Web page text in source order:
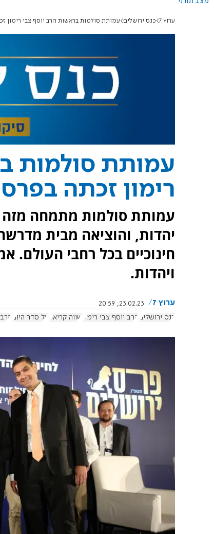
ערוץ 7 כנס ירושלים עמותת סולמות בראשות הרב יוסף צבי רימון
עמותת סולמות
רימון זכתה בפרס
יהדות, והוציאה מבית
חינוכיים בכל רחבי העולם.
ויהדות.
ערוץ 7
23.02.23, 20:59
כנס ירושלים הרב יוסף צבי רימון שווה קריאה על סדר היום הרב